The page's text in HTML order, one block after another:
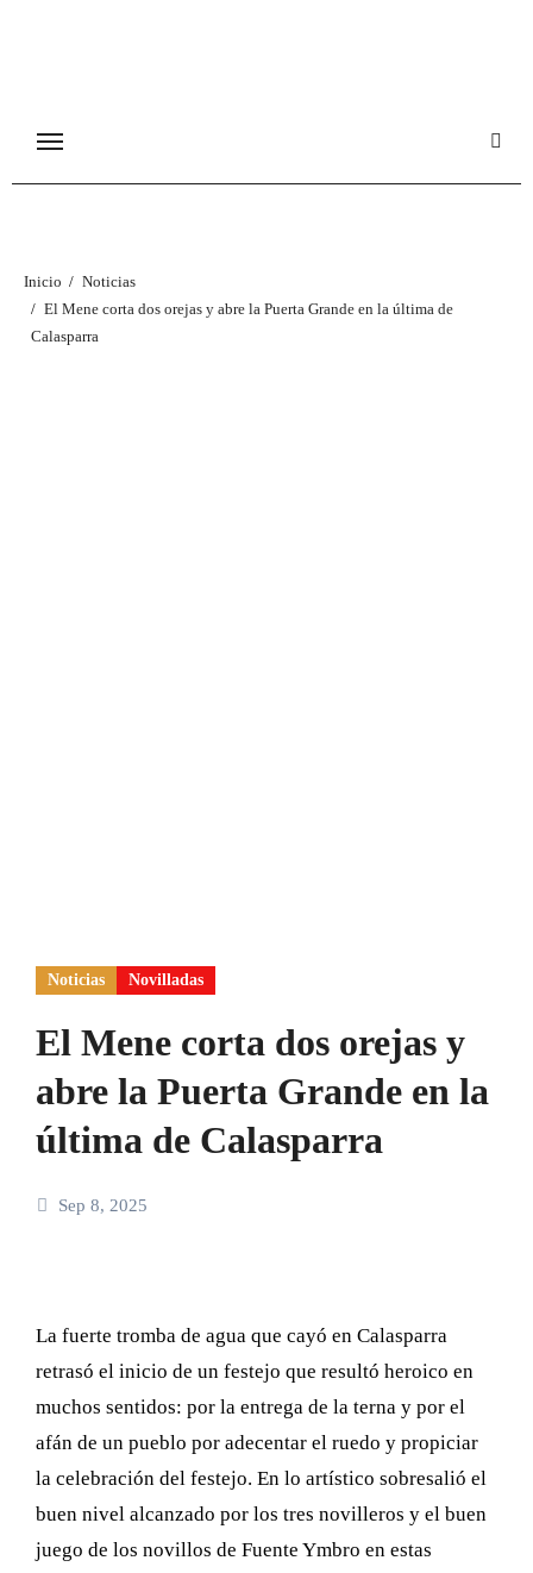
Inicio
Noticias
El Mene corta dos orejas y abre la Puerta Grande en la última de
Calasparra
Noticias Novilladas
El Mene corta dos orejas y
abre la Puerta Grande en la
última de Calasparra
Sep 8, 2025
La fuerte tromba de agua que cayó en Calasparra
retrasó el inicio de un festejo que resultó heroico en
muchos sentidos: por la entrega de la terna y por el
afán de un pueblo por adecentar el ruedo y propiciar
la celebración del festejo. En lo artístico sobresalió el
buen nivel alcanzado por los tres novilleros y el buen
juego de los novillos de Fuente Ymbro en estas